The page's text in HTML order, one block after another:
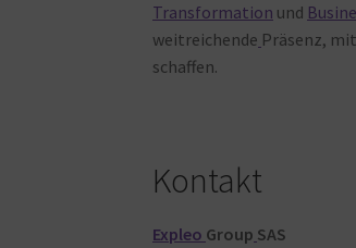
Transformation und
weitreichende Präsenz,
schaffen.
Kontakt
Expleo Group SAS